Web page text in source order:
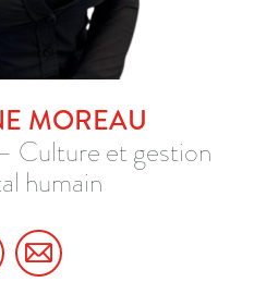
MOREAU
Culture et gestion
humain